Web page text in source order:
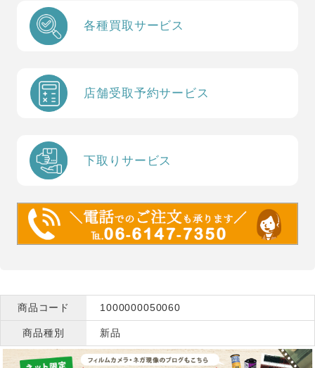
各種買取サービス
店舗受取予約サービス
下取りサービス
商品コード 1000000050060
商品種別 新品